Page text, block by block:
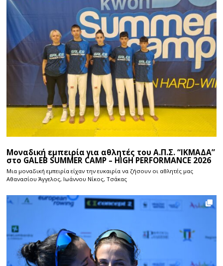
Μοναδική εμπειρία για αθλητές του Α.Π.Σ. “ΙΚΜΑΔΑ”
στο GALEB SUMMER CAMP – HIGH PERFORMANCE 2026
Μια μοναδική εμπειρία είχαν την ευκαιρία να ζήσουν οι αθλητές μας
Αθανασίου Άγγελος, Ιωάννου Νίκος, Τσάκας